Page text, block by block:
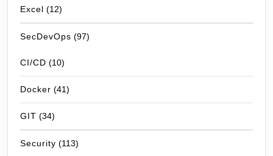
Excel (12)
SecDevOps (97)
CI/CD (10)
Docker (41)
GIT (34)
Security (113)